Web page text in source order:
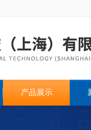
产品展示